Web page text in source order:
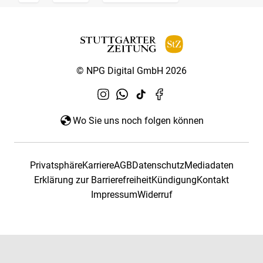
© NPG Digital GmbH 2026
Wo Sie uns noch folgen können
PrivatsphäreKarriereAGBDatenschutzMediadaten
Erklärung zur BarrierefreiheitKündigungKontakt
ImpressumWiderruf